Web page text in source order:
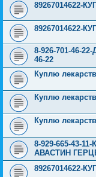
89267014622-
89267014622-
8-926-701-46-
46-22
Куплю
Куплю
Куплю
8-929-665-43-
АВАСТИН
89267014622-